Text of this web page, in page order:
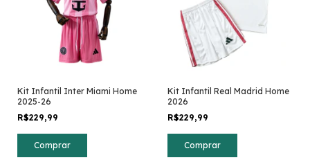
Kit Infantil Inter Miami Home
2025-26
R$229,99
Comprar
Kit Infantil Real Madrid Home
2026
R$229,99
Comprar